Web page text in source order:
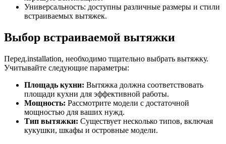
Универсальность: доступны различные размеры и стили
встраиваемых вытяжек.
Выбор встраиваемой вытяжки
Перед.installation, необходимо тщательно выбрать вытяжку.
Учитывайте следующие параметры:
Площадь кухни: Вытяжка должна соответствовать
площади кухни для эффективной работы.
Мощность: Рассмотрите модели с достаточной
мощностью для ваших нужд.
Тип вытяжки: Существует несколько типов, включая
кукушки, шкафы и островные модели.